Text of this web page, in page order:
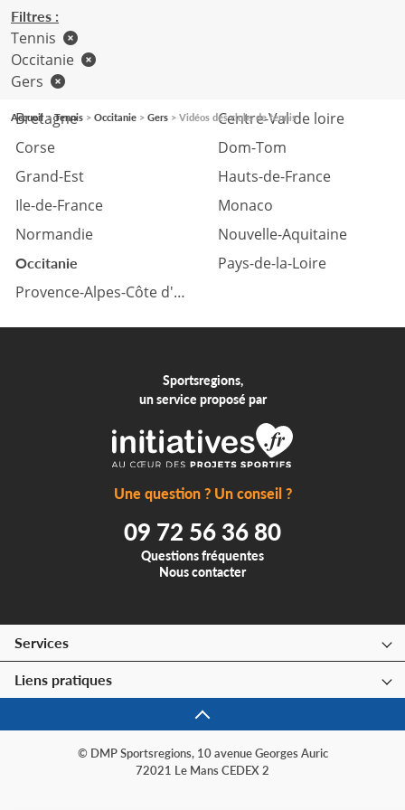
Auvergne Rhône-Alpes
Bretagne
Centre-Val de loire
Corse
Dom-Tom
Grand-Est
Hauts-de-France
Ile-de-France
Monaco
Normandie
Nouvelle-Aquitaine
Occitanie
Pays-de-la-Loire
Provence-Alpes-Côte d'azur
Filtres :
Tennis
Occitanie
Gers
Accueil Tennis Occitanie Gers Vidéos des clubs de tennis
Sportsregions,
un service proposé par
Une question ? Un conseil ?
09 72 56 36 80
Questions fréquentes
Nous contacter
Services
Liens pratiques
© DMP Sportsregions, 10 avenue Georges Auric
72021 Le Mans CEDEX 2